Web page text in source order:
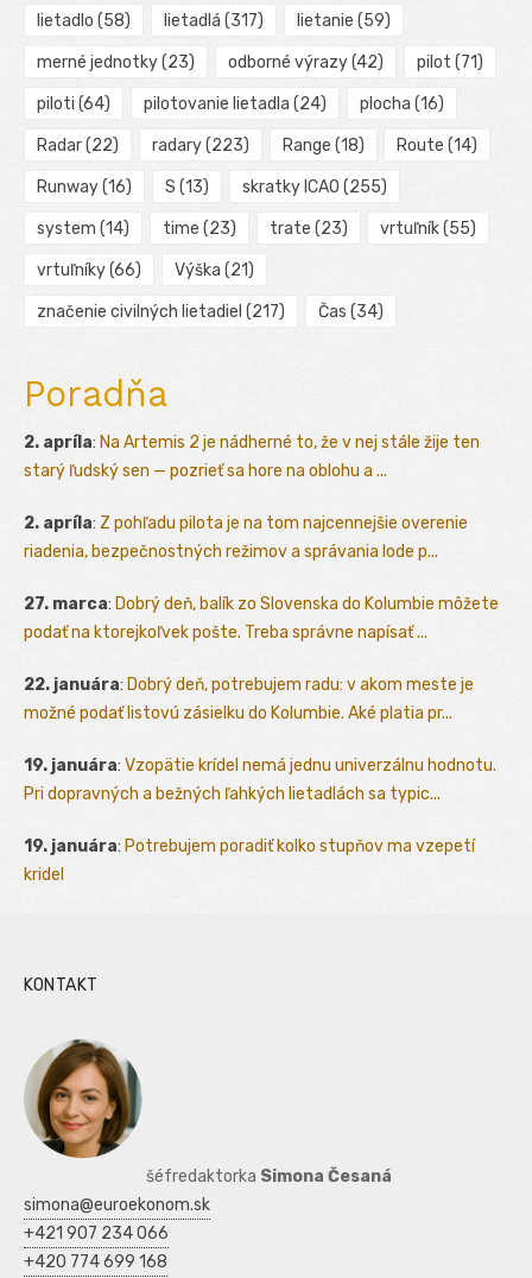
lietadlo (58) lietadlá (317) lietanie (59)
merné jednotky(23) odborné výrazy(42) pilot (71)
piloti (64) pilotovanie lietadla (24) plocha (16)
Radar(22) radary(223) Range (18) Route (14)
Runway(16) S (13) skratky ICAO (255)
system (14) time (23) trate (23) vrtuľník(55)
vrtuľníky(66) Výška (21)
značenie civilných lietadiel (217) Čas (34)
Poradňa
2. apríla: Na Artemis 2 je nádherné to, že v nej stále žije ten
starý ľudský sen — pozrieť sa hore na oblohu a ...
2. apríla: Z pohľadu pilota je na tom najcennejšie overenie
riadenia, bezpečnostných režimov a správania lode p...
27. marca: Dobrý deň, balík zo Slovenska do Kolumbie môžete
podať na ktorejkoľvek pošte. Treba správne napísať ...
22. januára: Dobrý deň, potrebujem radu: v akom meste je
možné podať listovú zásielku do Kolumbie. Aké platia pr...
19. januára: Vzopätie krídel nemá jednu univerzálnu hodnotu.
Pri dopravných a bežných ľahkých lietadlách sa typic...
19. januára: Potrebujem poradiť kolko stupňov ma vzepetí
kridel
KONTAKT
šéfredaktorka Simona Česaná
simona@euroekonom.sk
+421 907 234 066
+420 774 699 168